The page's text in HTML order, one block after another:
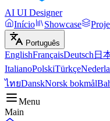
AI UI Designer
Início
Showcase
Português
EnglishFrançaisDeutsch 日
ItalianoPolskiTürkçe
ไทยDanskNorsk bokmål
Menu
Main